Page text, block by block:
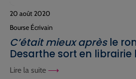
20 août 2020
Bourse Écrivain
C’était mieux aprèsle
Desarthe sort en librairie
Lire la suite